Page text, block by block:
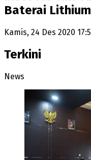
Baterai
Kamis, 24 Des 2020
Terkini
News